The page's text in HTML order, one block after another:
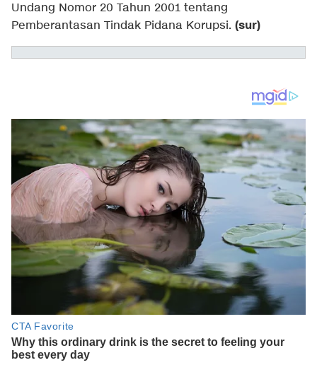
Undang Nomor 20 Tahun 2001 tentang
Pemberantasan Tindak Pidana Korupsi. (sur)